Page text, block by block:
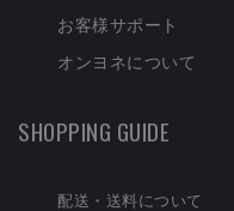
お客様サポート
オンヨネについて
SHOPPING GUIDE
配送・送料について